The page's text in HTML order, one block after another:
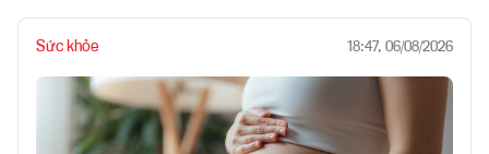
Sức khỏe 18:47, 06/08/2026